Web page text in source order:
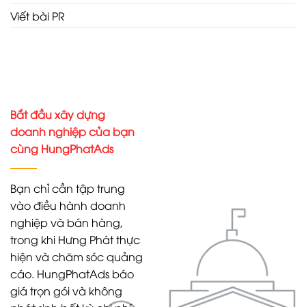
Viết bài PR
Bắt đầu xây dựng
doanh nghiệp của bạn
cùng HungPhatAds
Bạn chỉ cần tập trung
vào điều hành doanh
nghiệp và bán hàng,
trong khi Hưng Phát thực
hiện và chăm sóc quảng
cáo. HungPhatAds báo
giá trọn gói và không